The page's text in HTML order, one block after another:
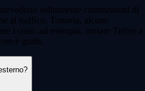
solitamente commissioni di
al traffico. Tuttavia, alcune
i costi: ad esempio, inviare Tether a
è gratis.